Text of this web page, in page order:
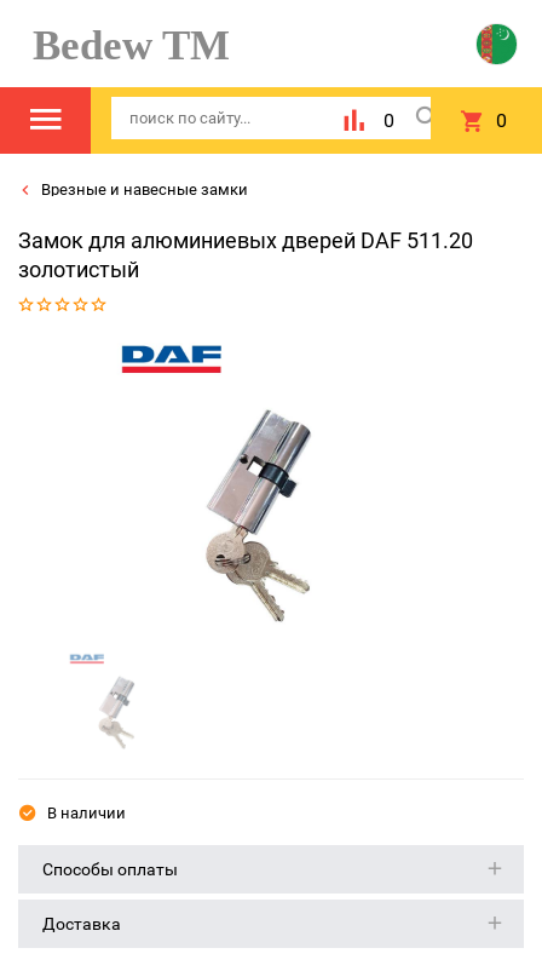
Bedew TM
0 0
Врезные и навесные замки
Замок для алюминиевых дверей DAF 511.20
золотистый
В наличии
Способы оплаты
Доставка